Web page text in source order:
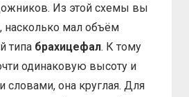
Из этой схемы вы
насколько мал объём
типа брахицефал. К тому
одинаковую высоту и
словами, она круглая. Для